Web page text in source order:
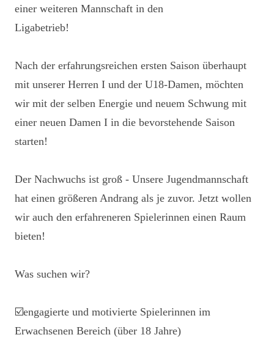
einer weiteren Mannschaft in den
Ligabetrieb!
Nach der erfahrungsreichen ersten Saison überhaupt
mit unserer Herren I und der U18-Damen, möchten
wir mit der selben Energie und neuem Schwung mit
einer neuen Damen I in die bevorstehende Saison
starten!
Der Nachwuchs ist groß - Unsere Jugendmannschaft
hat einen größeren Andrang als je zuvor. Jetzt wollen
wir auch den erfahreneren Spielerinnen einen Raum
bieten!
Was suchen wir?
☑️engagierte und motivierte Spielerinnen im
Erwachsenen Bereich (über 18 Jahre)